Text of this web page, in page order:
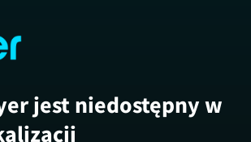
jest niedostępny w